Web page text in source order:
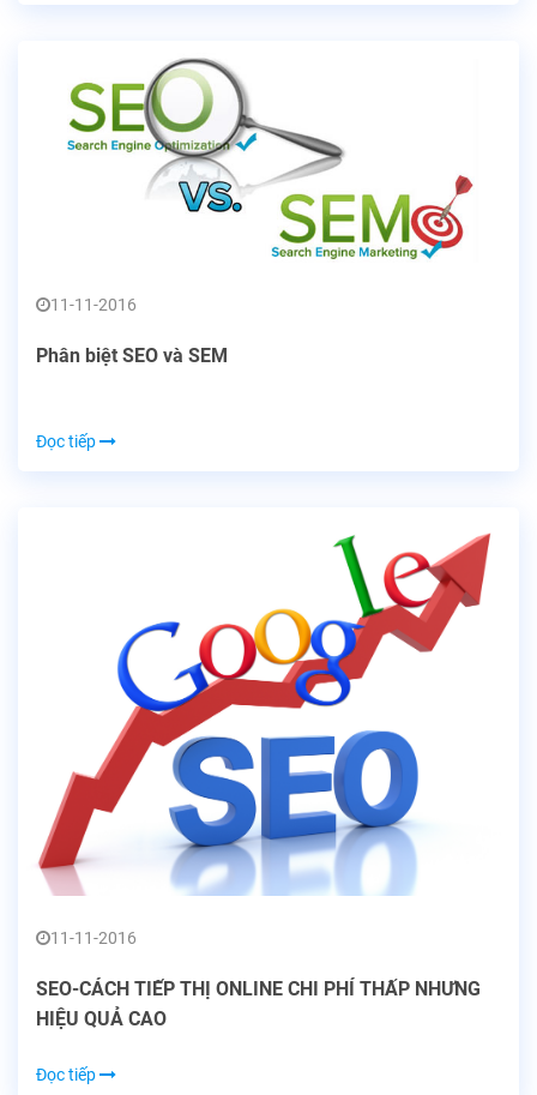
11-11-2016
Phân biệt SEO và SEM
Đọc tiếp
11-11-2016
SEO-CÁCH TIẾP THỊ ONLINE CHI PHÍ THẤP NHƯNG
HIỆU QUẢ CAO
Đọc tiếp